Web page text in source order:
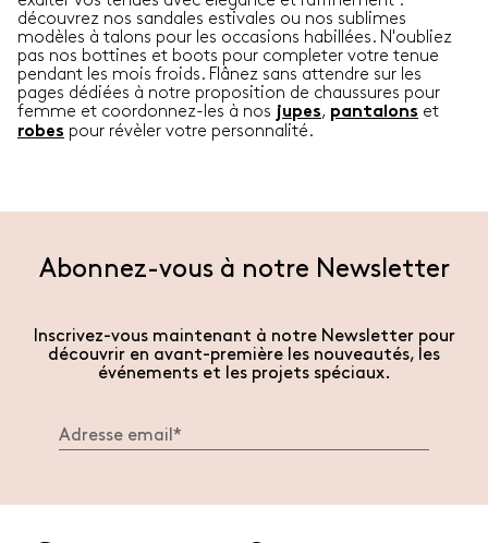
découvrez nos sandales estivales ou nos sublimes
modèles à talons pour les occasions habillées. N'oubliez
pas nos bottines et boots pour completer votre tenue
pendant les mois froids. Flânez sans attendre sur les
pages dédiées à notre proposition de chaussures pour
femme et coordonnez-les à nos jupes, pantalons et
robes pour révèler votre personnalité.
Abonnez-vous à notre Newsletter
Inscrivez-vous maintenant à notre Newsletter pour
découvrir en avant-première les nouveautés, les
événements et les projets spéciaux.